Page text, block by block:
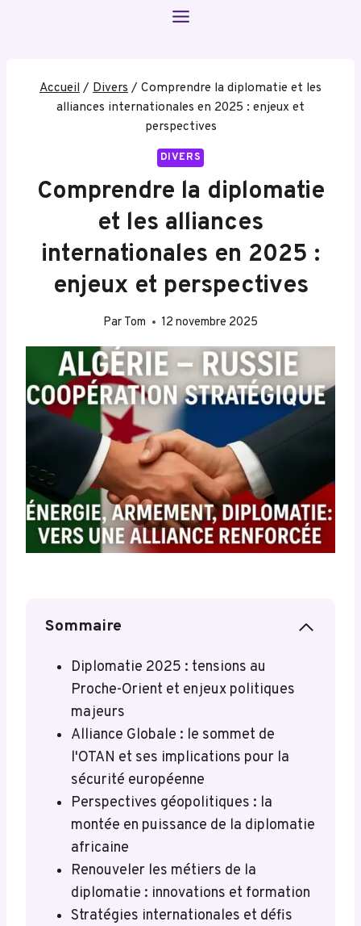
Accueil / Divers / Comprendre la diplomatie et les
alliances internationales en 2025 : enjeux et
perspectives
DIVERS
Comprendre la diplomatie
et les alliances
internationales en 2025 :
enjeux et perspectives
Par Tom 12 novembre 2025
Sommaire
Diplomatie 2025 : tensions au
Proche-Orient et enjeux politiques
majeurs
Alliance Globale : le sommet de
l'OTAN et ses implications pour la
sécurité européenne
Perspectives géopolitiques : la
montée en puissance de la diplomatie
africaine
Renouveler les métiers de la
diplomatie : innovations et formation
Stratégies internationales et défis